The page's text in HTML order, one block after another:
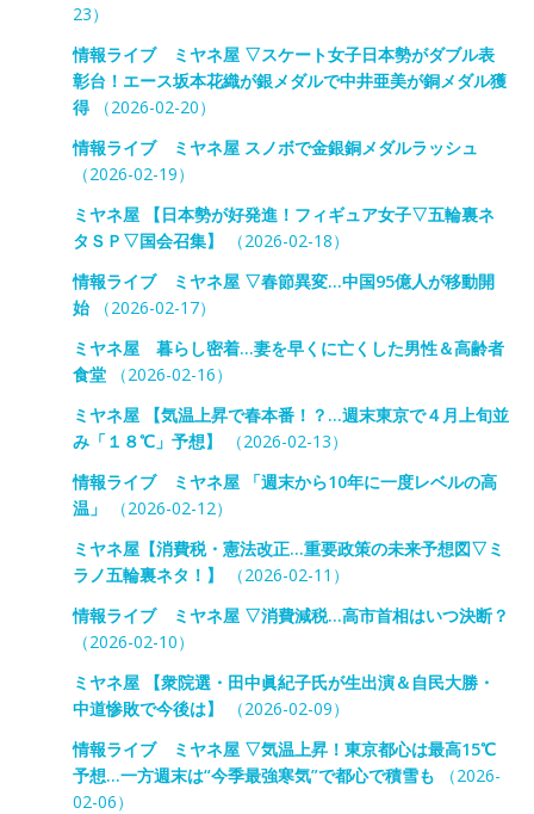
23）
情報ライブ ミヤネ屋 ▽スケート女子日本勢がダブル表
彰台！エース坂本花織が銀メダルで中井亜美が銅メダル獲
得（2026-02-20）
情報ライブ ミヤネ屋 スノボで金銀銅メダルラッシュ
（2026-02-19）
ミヤネ屋 【日本勢が好発進！フィギュア女子▽五輪裏ネ
タＳＰ▽国会召集】
（2026-02-18）
情報ライブ ミヤネ屋 ▽春節異変…中国95億人が移動開
始（2026-02-17）
ミヤネ屋 暮らし密着…妻を早くに亡くした男性＆高齢者
食堂（2026-02-16）
ミヤネ屋 【気温上昇で春本番！？…週末東京で４月上旬並
み「１８℃」予想】
（2026-02-13）
情報ライブ ミヤネ屋 「週末から10年に一度レベルの高
温」
（2026-02-12）
ミヤネ屋【消費税・憲法改正…重要政策の未来予想図▽ミ
ラノ五輪裏ネタ！】
（2026-02-11）
情報ライブ ミヤネ屋 ▽消費減税…高市首相はいつ決断？
（2026-02-10）
ミヤネ屋 【衆院選・田中眞紀子氏が生出演＆自民大勝・
中道惨敗で今後は】
（2026-02-09）
情報ライブ ミヤネ屋 ▽気温上昇！東京都心は最高15℃
予想…一方週末は“今季最強寒気”で都心で積雪も （2026-
02-06）